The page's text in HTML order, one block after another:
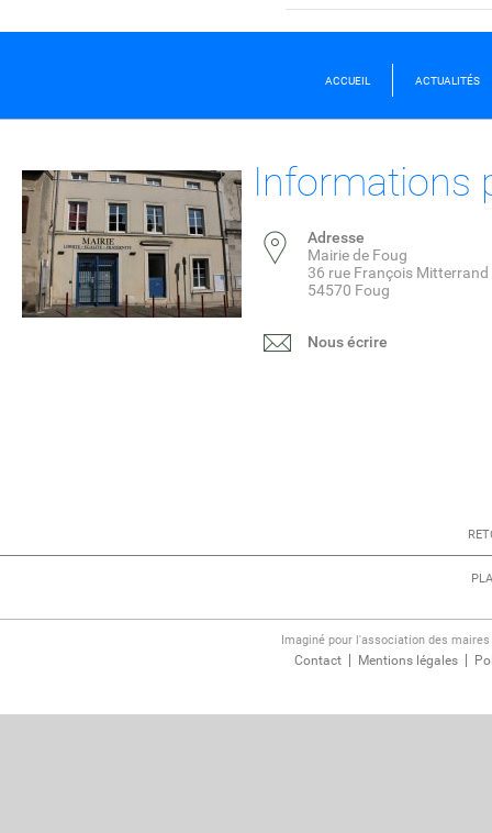
ACCUEIL ACTUALITÉS
Informations
Adresse
Mairie de Foug
36 rue François Mitterrand
54570 Foug
Nous écrire
Imaginé pour l'association des
Contact Mentions légales